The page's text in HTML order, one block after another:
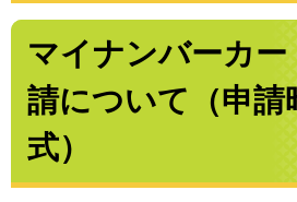
マイナンバーカ
請について（申請
式）